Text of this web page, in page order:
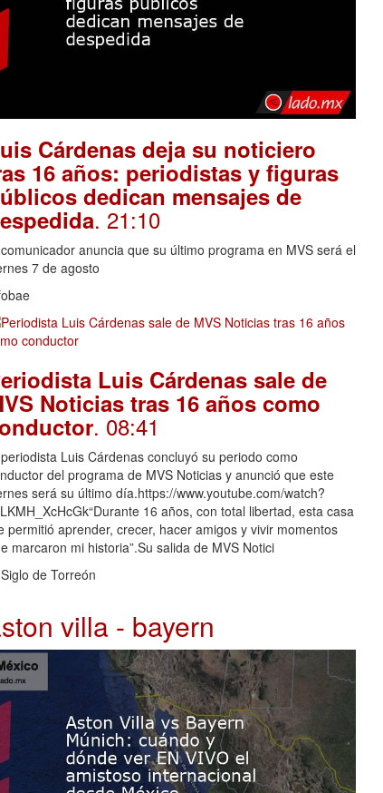
Cárdenas deja su noticiero
16 años: periodistas y figuras
dedican mensajes de
. 21:10
anuncia que su último programa en MVS será el
7 de agosto
Luis Cárdenas sale de
Noticias tras 16 años como
. 08:41
Luis Cárdenas concluyó su periodo como
del programa de MVS Noticias y anunció que este
será su último día.https://www.youtube.com/watch?
16 años, con total libertad, esta casa
permitió aprender, crecer, hacer amigos y vivir momentos
marcaron mi historia”.Su salida de MVS Notici
de Torreón
villa - bayern